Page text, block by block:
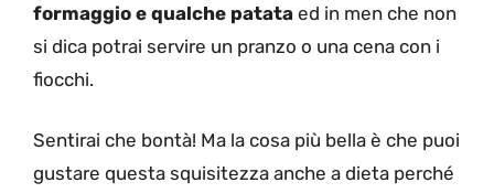
formaggio e qualche patata ed in men che non
si dica potrai servire un pranzo o una cena con i
fiocchi.
Sentirai che bontà! Ma la cosa più bella è che puoi
gustare questa squisitezza anche a dieta perché